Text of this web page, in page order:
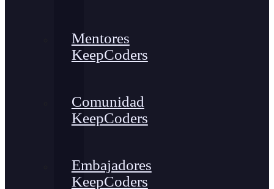
Mentores
KeepCoders
Comunidad
KeepCoders
Embajadores
KeepCoders